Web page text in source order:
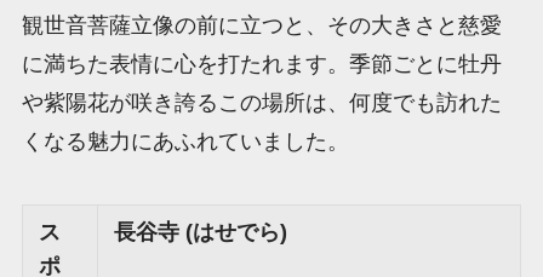
観世音菩薩立像の前に立つと、その大きさと慈愛
に満ちた表情に心を打たれます。季節ごとに牡丹
や紫陽花が咲き誇るこの場所は、何度でも訪れた
くなる魅力にあふれていました。
ス
ポ
長谷寺 (はせでら)